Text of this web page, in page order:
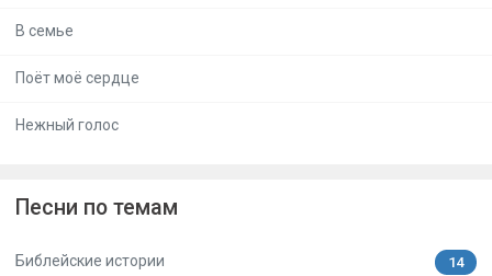
В семье
Поёт моё сердце
Нежный голос
Песни по темам
Библейские истории 14